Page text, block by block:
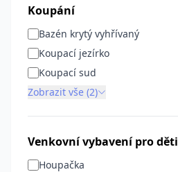
Koupání
Bazén krytý vyhřívaný
Koupací jezírko
Koupací sud
Zobrazit vše (2)
Venkovní vybavení pro děti
Houpačka